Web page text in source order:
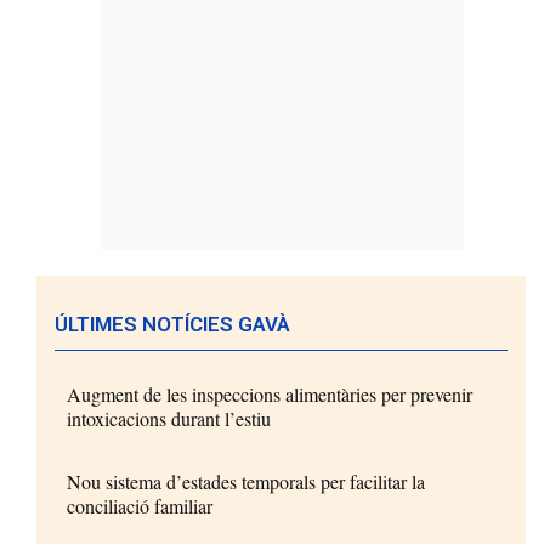
ÚLTIMES NOTÍCIES GAVÀ
Augment de les inspeccions alimentàries per prevenir
intoxicacions durant l’estiu
Nou sistema d’estades temporals per facilitar la
conciliació familiar